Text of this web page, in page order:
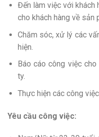
Đến làm việc với khách
cho khách hàng về sản
Chăm sóc, xử lý các
hiện.
Báo cáo công việc
ty.
Thực hiện các công
Yêu cầu công việc: